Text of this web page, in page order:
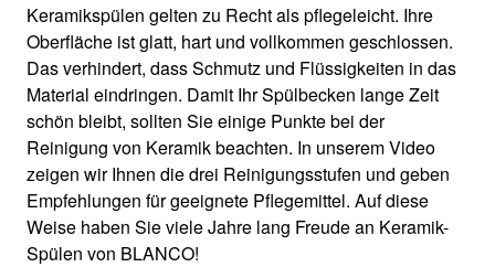
Keramikspülen gelten zu Recht als pflegeleicht. Ihre
Oberfläche ist glatt, hart und vollkommen geschlossen.
Das verhindert, dass Schmutz und Flüssigkeiten in das
Material eindringen. Damit Ihr Spülbecken lange Zeit
schön bleibt, sollten Sie einige Punkte bei der
Reinigung von Keramik beachten. In unserem Video
zeigen wir Ihnen die drei Reinigungsstufen und geben
Empfehlungen für geeignete Pflegemittel. Auf diese
Weise haben Sie viele Jahre lang Freude an Keramik-
Spülen von BLANCO!